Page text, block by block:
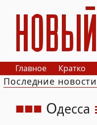
РИА
Главное Кратко
Последние новости
Одесса